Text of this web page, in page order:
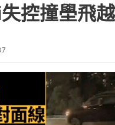
控撞壆飛